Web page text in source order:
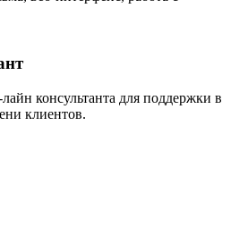
консультанта для поддержки в
клиентов.